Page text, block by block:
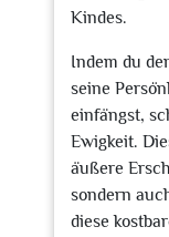
Kindes.
Indem du
seine
einfängst,
Ewigkeit.
äußere
sondern
diese